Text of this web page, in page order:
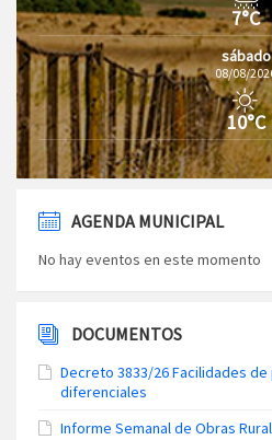
7°C
sábado
08/08/
10°C
AGENDA MUNICIPAL
No hay eventos en este momento
DOCUMENTOS
Decreto 3833/26 Facilidades
diferenciales
Informe Semanal de Obras